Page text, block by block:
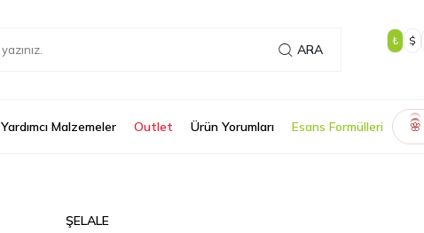
ARA
₺ $
Yardımcı Malzemeler Outlet Ürün Yorumları Esans Formülleri 🌸
ŞELALE